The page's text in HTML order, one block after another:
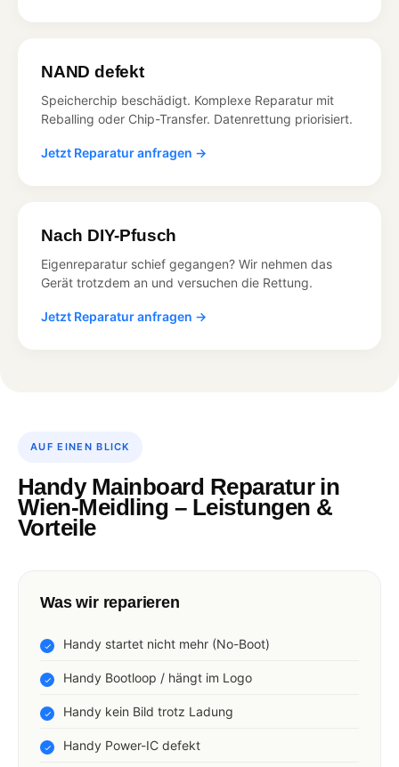
NAND defekt
Speicherchip beschädigt. Komplexe Reparatur mit
Reballing oder Chip-Transfer. Datenrettung priorisiert.
Jetzt Reparatur anfragen →
Nach DIY-Pfusch
Eigenreparatur schief gegangen? Wir nehmen das
Gerät trotzdem an und versuchen die Rettung.
Jetzt Reparatur anfragen →
AUF EINEN BLICK
Handy Mainboard Reparatur in
Wien-Meidling – Leistungen &
Vorteile
Was wir reparieren
Handy startet nicht mehr (No-Boot)
Handy Bootloop / hängt im Logo
Handy kein Bild trotz Ladung
Handy Power-IC defekt